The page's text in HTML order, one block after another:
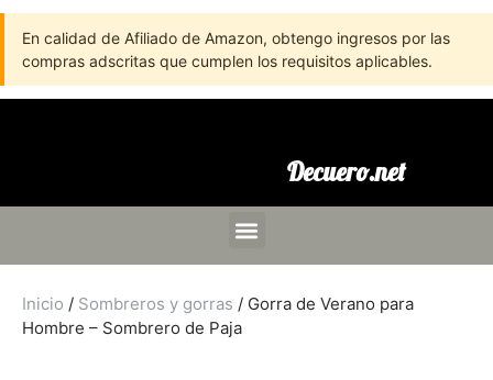
En calidad de Afiliado de Amazon, obtengo ingresos por las
compras adscritas que cumplen los requisitos aplicables.
Decuero.net
Inicio / Sombreros y gorras / Gorra de Verano para
Hombre – Sombrero de Paja